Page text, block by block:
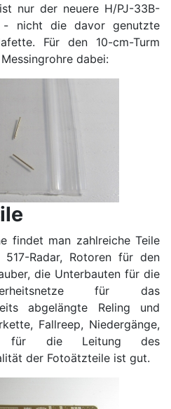
nur der neuere H/PJ-33B-
- nicht die davor genutzte
Für den 10-cm-Turm
dabei:
findet man zahlreiche Teile
Radar, Rotoren für den
die Unterbauten für die
für das
abgelängte Reling und
Fallreep, Niedergänge,
für die Leitung des
der Fotoätzteile ist gut.